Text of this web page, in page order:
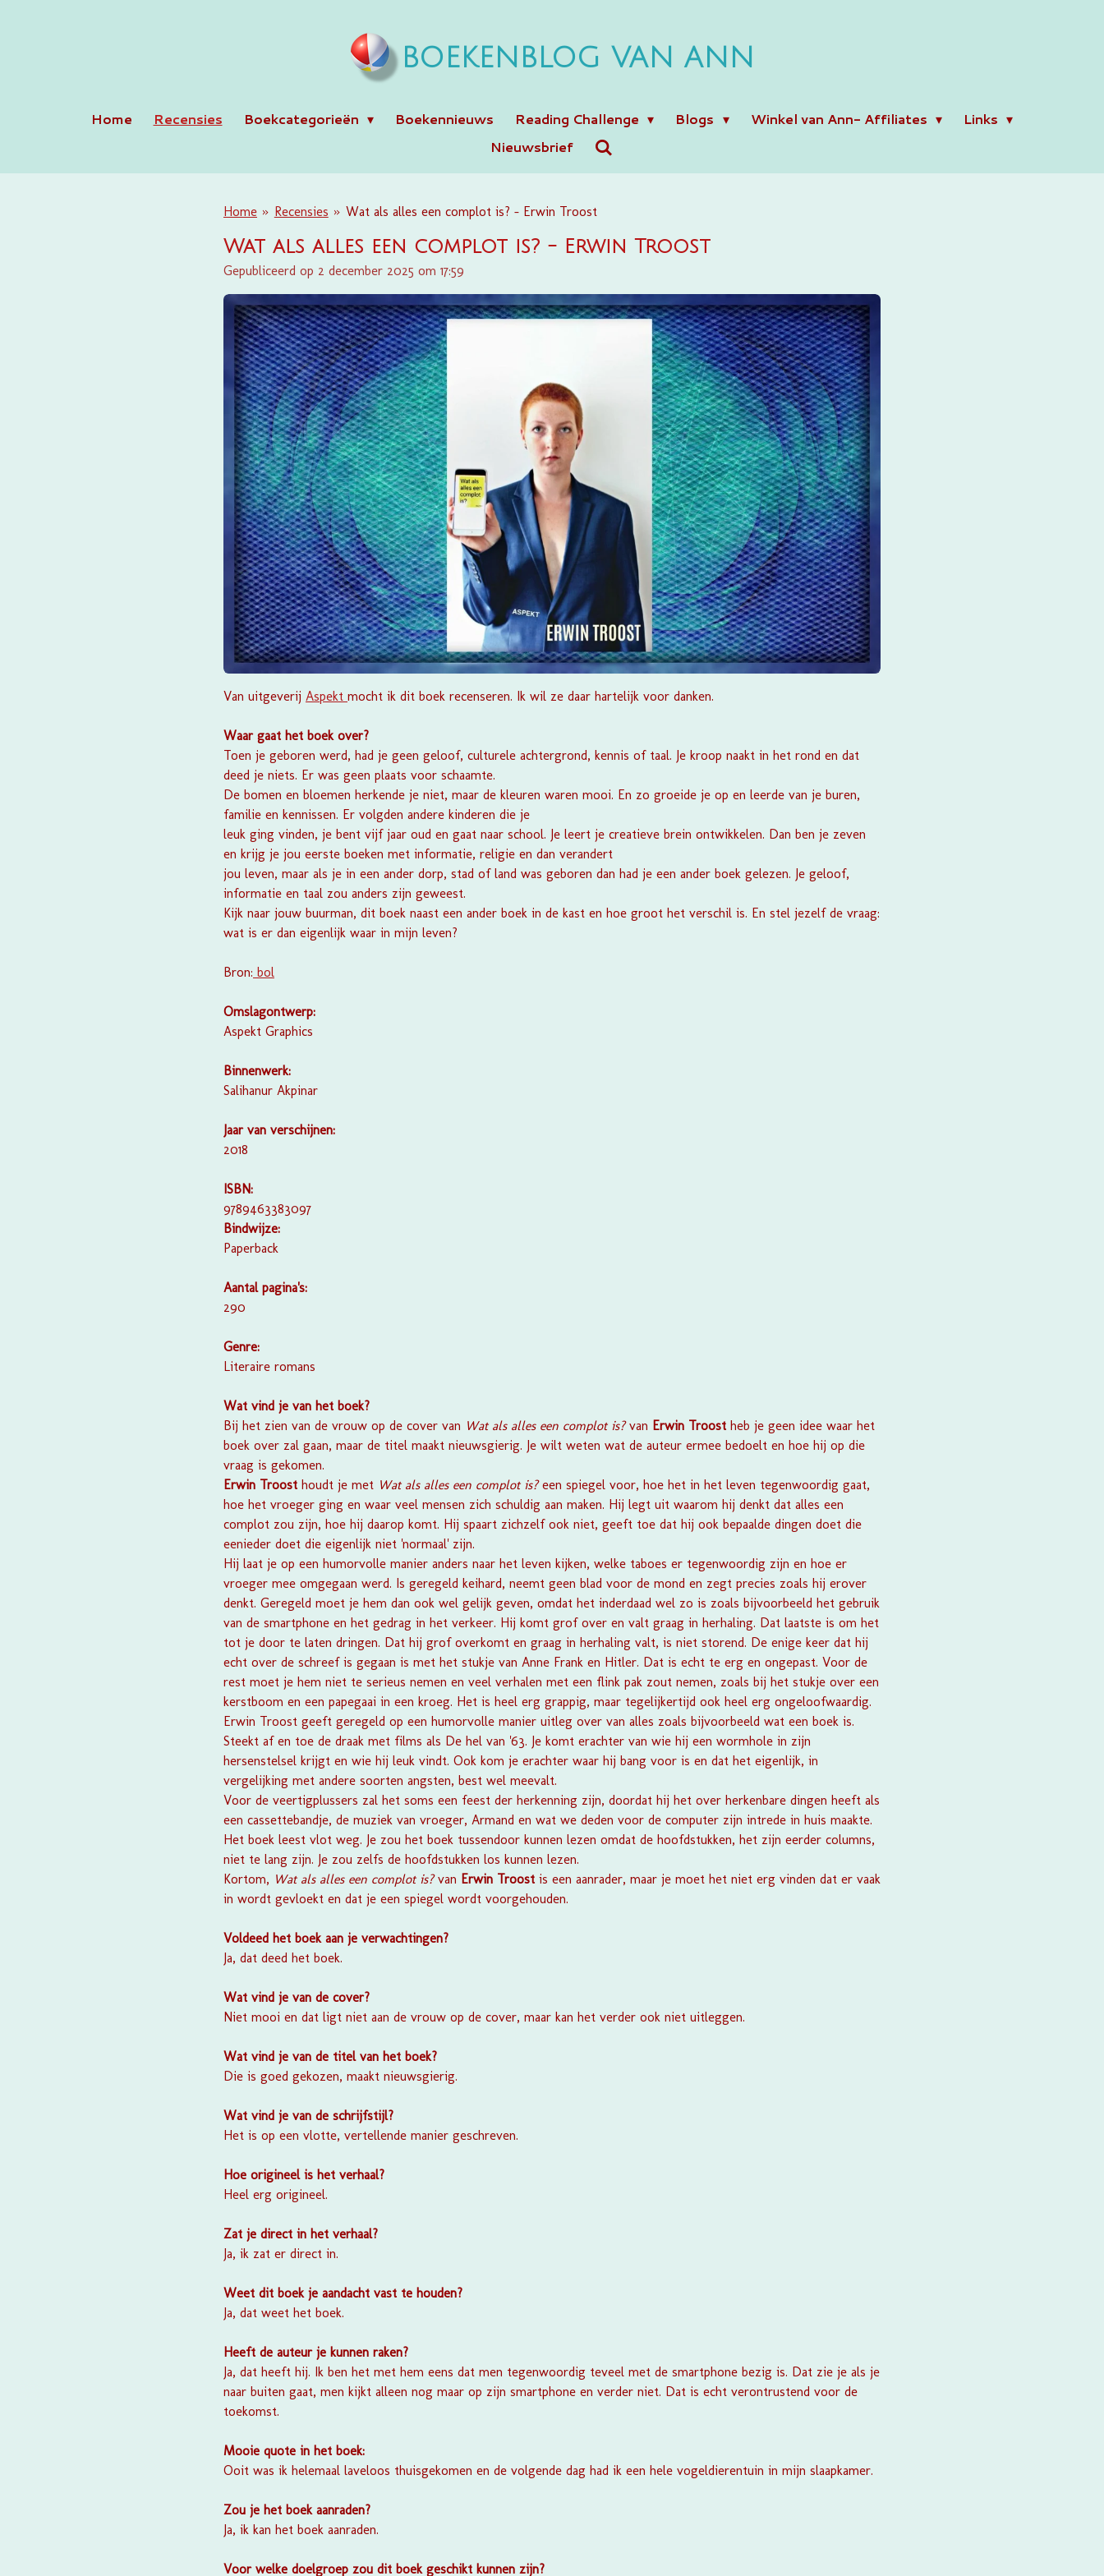
BOEKENBLOG VAN ANN
Home Recensies Boekcategorieën Boekennieuws Reading Challenge Blogs Winkel van Ann- Affiliates
Links
Nieuwsbrief
Home » Recensies » Wat als alles een complot is? - Erwin Troost
Wat als alles een complot is? - Erwin Troost
Gepubliceerd op 2 december 2025 om 17:59
Van uitgeverij Aspekt mocht ik dit boek recenseren. Ik wil ze daar hartelijk voor danken.
Waar gaat het boek over?
Toen je geboren werd, had je geen geloof, culturele achtergrond, kennis of taal. Je kroop naakt in het rond en dat
deed je niets. Er was geen plaats voor schaamte.
De bomen en bloemen herkende je niet, maar de kleuren waren mooi. En zo groeide je op en leerde van je buren,
familie en kennissen. Er volgden andere kinderen die je
leuk ging vinden, je bent vijf jaar oud en gaat naar school. Je leert je creatieve brein ontwikkelen. Dan ben je zeven
en krijg je jou eerste boeken met informatie, religie en dan verandert
jou leven, maar als je in een ander dorp, stad of land was geboren dan had je een ander boek gelezen. Je geloof,
informatie en taal zou anders zijn geweest.
Kijk naar jouw buurman, dit boek naast een ander boek in de kast en hoe groot het verschil is. En stel jezelf de vraag:
wat is er dan eigenlijk waar in mijn leven?
Bron: bol
Omslagontwerp:
Aspekt Graphics
Binnenwerk:
Salihanur Akpinar
Jaar van verschijnen:
2018
ISBN:
9789463383097
Bindwijze:
Paperback
Aantal pagina's:
290
Genre:
Literaire romans
Wat vind je van het boek?
Bij het zien van de vrouw op de cover van Wat als alles een complot is?van Erwin Troost heb je geen idee waar het
boek over zal gaan, maar de titel maakt nieuwsgierig. Je wilt weten wat de auteur ermee bedoelt en hoe hij op die
vraag is gekomen.
Erwin Troost houdt je met Wat als alles een complot is?een spiegel voor, hoe het in het leven tegenwoordig gaat,
hoe het vroeger ging en waar veel mensen zich schuldig aan maken. Hij legt uit waarom hij denkt dat alles een
complot zou zijn, hoe hij daarop komt. Hij spaart zichzelf ook niet, geeft toe dat hij ook bepaalde dingen doet die
eenieder doet die eigenlijk niet 'normaal' zijn.
Hij laat je op een humorvolle manier anders naar het leven kijken, welke taboes er tegenwoordig zijn en hoe er
vroeger mee omgegaan werd. Is geregeld keihard, neemt geen blad voor de mond en zegt precies zoals hij erover
denkt. Geregeld moet je hem dan ook wel gelijk geven, omdat het inderdaad wel zo is zoals bijvoorbeeld het gebruik
van de smartphone en het gedrag in het verkeer. Hij komt grof over en valt graag in herhaling. Dat laatste is om het
tot je door te laten dringen. Dat hij grof overkomt en graag in herhaling valt, is niet storend. De enige keer dat hij
echt over de schreef is gegaan is met het stukje van Anne Frank en Hitler. Dat is echt te erg en ongepast. Voor de
rest moet je hem niet te serieus nemen en veel verhalen met een flink pak zout nemen, zoals bij het stukje over een
kerstboom en een papegaai in een kroeg. Het is heel erg grappig, maar tegelijkertijd ook heel erg ongeloofwaardig.
Erwin Troost geeft geregeld op een humorvolle manier uitleg over van alles zoals bijvoorbeeld wat een boek is.
Steekt af en toe de draak met films als De hel van '63. Je komt erachter van wie hij een wormhole in zijn
hersenstelsel krijgt en wie hij leuk vindt. Ook kom je erachter waar hij bang voor is en dat het eigenlijk, in
vergelijking met andere soorten angsten, best wel meevalt.
Voor de veertigplussers zal het soms een feest der herkenning zijn, doordat hij het over herkenbare dingen heeft als
een cassettebandje, de muziek van vroeger, Armand en wat we deden voor de computer zijn intrede in huis maakte.
Het boek leest vlot weg. Je zou het boek tussendoor kunnen lezen omdat de hoofdstukken, het zijn eerder columns,
niet te lang zijn. Je zou zelfs de hoofdstukken los kunnen lezen.
Kortom, Wat als alles een complot is?van Erwin Troost is een aanrader, maar je moet het niet erg vinden dat er vaak
in wordt gevloekt en dat je een spiegel wordt voorgehouden.
Voldeed het boek aan je verwachtingen?
Ja, dat deed het boek.
Wat vind je van de cover?
Niet mooi en dat ligt niet aan de vrouw op de cover, maar kan het verder ook niet uitleggen.
Wat vind je van de titel van het boek?
Die is goed gekozen, maakt nieuwsgierig.
Wat vind je van de schrijfstijl?
Het is op een vlotte, vertellende manier geschreven.
Hoe origineel is het verhaal?
Heel erg origineel.
Zat je direct in het verhaal?
Ja, ik zat er direct in.
Weet dit boek je aandacht vast te houden?
Ja, dat weet het boek.
Heeft de auteur je kunnen raken?
Ja, dat heeft hij. Ik ben het met hem eens dat men tegenwoordig teveel met de smartphone bezig is. Dat zie je als je
naar buiten gaat, men kijkt alleen nog maar op zijn smartphone en verder niet. Dat is echt verontrustend voor de
toekomst.
Mooie quote in het boek:
Ooit was ik helemaal laveloos thuisgekomen en de volgende dag had ik een hele vogeldierentuin in mijn slaapkamer.
Zou je het boek aanraden?
Ja, ik kan het boek aanraden.
Voor welke doelgroep zou dit boek geschikt kunnen zijn?